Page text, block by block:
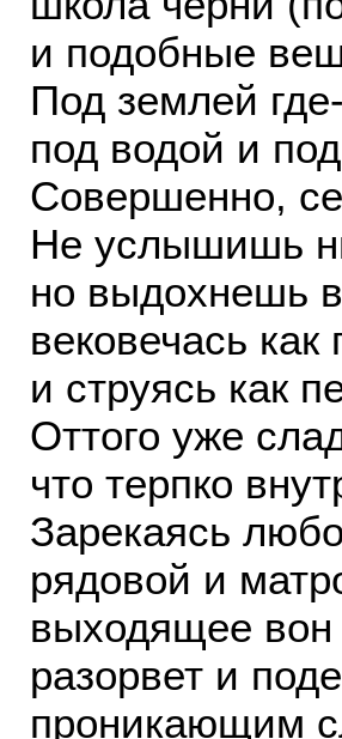
и подобные
Под землей
под водой и
Совершенно,
Не услышишь
но выдохнешь
вековечась как
и струясь как
Оттого уже
что терпко
Зарекаясь
рядовой и
выходящее вон
разорвет и
проникающим